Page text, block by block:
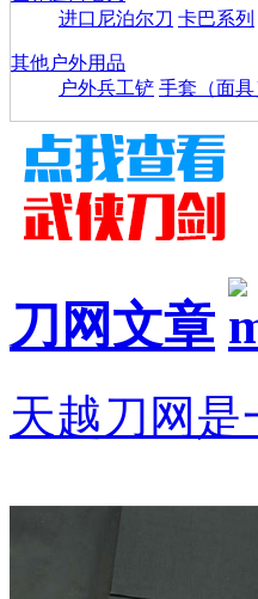
进口尼泊尔刀 卡巴系列
其他户外用品
户外兵工铲 手套（面具
刀网文章
天越刀网